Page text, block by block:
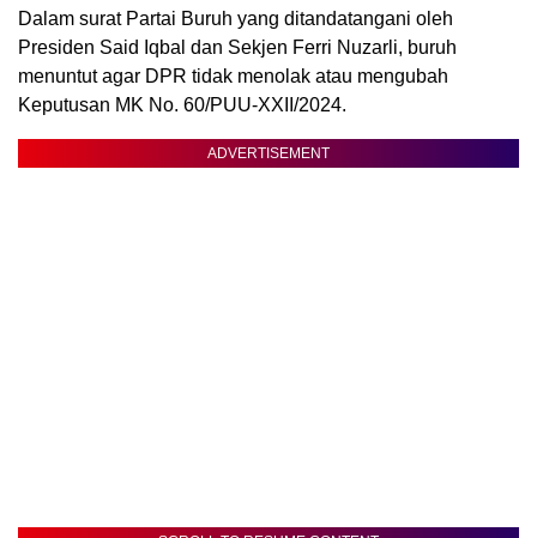
Dalam surat Partai Buruh yang ditandatangani oleh
Presiden Said Iqbal dan Sekjen Ferri Nuzarli, buruh
menuntut agar DPR tidak menolak atau mengubah
Keputusan MK No. 60/PUU-XXII/2024.
ADVERTISEMENT